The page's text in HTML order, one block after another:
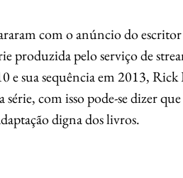
com o anúncio do
produzida pelo serviço de
e sua sequência em 2013,
série, com isso pode-se dizer
digna dos livros.